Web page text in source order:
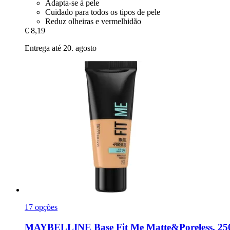
Adapta-se à pele
Cuidado para todos os tipos de pele
Reduz olheiras e vermelhidão
€ 8,19
Entrega até 20. agosto
17 opções
MAYBELLINE Base Fit Me Matte&Poreless,